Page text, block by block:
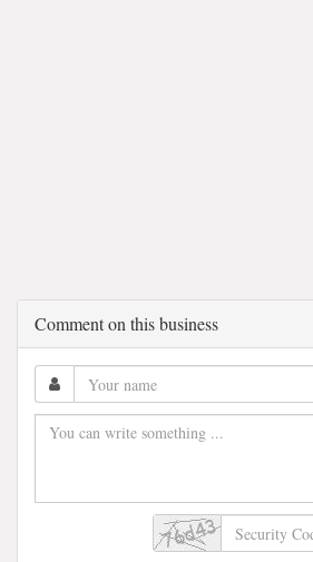
Comment on this business